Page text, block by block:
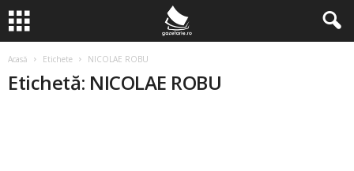
Acasă Etichete NICOLAE ROBU
Etichetă: NICOLAE ROBU